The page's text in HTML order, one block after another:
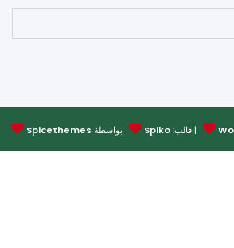
| قالب:Spiko بواسطةSpicethemes